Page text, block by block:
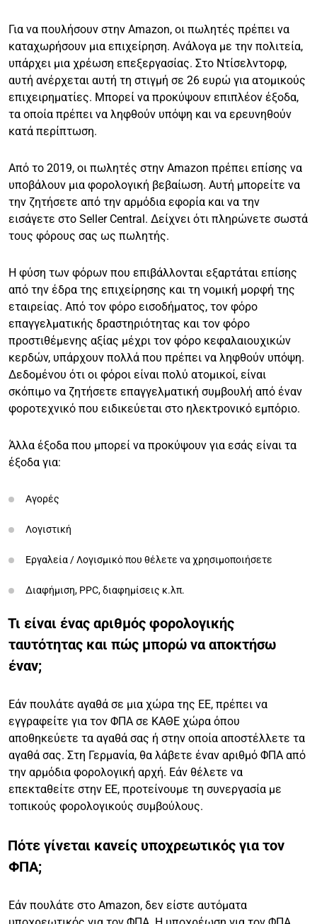
Για να πουλήσουν στην Amazon, οι πωλητές πρέπει να
καταχωρήσουν μια επιχείρηση. Ανάλογα με την πολιτεία,
υπάρχει μια χρέωση επεξεργασίας. Στο Ντίσελντορφ,
αυτή ανέρχεται αυτή τη στιγμή σε 26 ευρώ για ατομικούς
επιχειρηματίες. Μπορεί να προκύψουν επιπλέον έξοδα,
τα οποία πρέπει να ληφθούν υπόψη και να ερευνηθούν
κατά περίπτωση.
Από το 2019, οι πωλητές στην Amazon πρέπει επίσης να
υποβάλουν μια φορολογική βεβαίωση. Αυτή μπορείτε να
την ζητήσετε από την αρμόδια εφορία και να την
εισάγετε στο Seller Central. Δείχνει ότι πληρώνετε σωστά
τους φόρους σας ως πωλητής.
Η φύση των φόρων που επιβάλλονται εξαρτάται επίσης
από την έδρα της επιχείρησης και τη νομική μορφή της
εταιρείας. Από τον φόρο εισοδήματος, τον φόρο
επαγγελματικής δραστηριότητας και τον φόρο
προστιθέμενης αξίας μέχρι τον φόρο κεφαλαιουχικών
κερδών, υπάρχουν πολλά που πρέπει να ληφθούν υπόψη.
Δεδομένου ότι οι φόροι είναι πολύ ατομικοί, είναι
σκόπιμο να ζητήσετε επαγγελματική συμβουλή από έναν
φοροτεχνικό που ειδικεύεται στο ηλεκτρονικό εμπόριο.
Άλλα έξοδα που μπορεί να προκύψουν για εσάς είναι τα
έξοδα για:
Αγορές
Λογιστική
Εργαλεία / Λογισμικό που θέλετε να χρησιμοποιήσετε
Διαφήμιση, PPC, διαφημίσεις κ.λπ.
Τι είναι ένας αριθμός φορολογικής
ταυτότητας και πώς μπορώ να αποκτήσω
έναν;
Εάν πουλάτε αγαθά σε μια χώρα της ΕΕ, πρέπει να
εγγραφείτε για τον ΦΠΑ σε ΚΑΘΕ χώρα όπου
αποθηκεύετε τα αγαθά σας ή στην οποία αποστέλλετε τα
αγαθά σας. Στη Γερμανία, θα λάβετε έναν αριθμό ΦΠΑ από
την αρμόδια φορολογική αρχή. Εάν θέλετε να
επεκταθείτε στην ΕΕ, προτείνουμε τη συνεργασία με
τοπικούς φορολογικούς συμβούλους.
Πότε γίνεται κανείς υποχρεωτικός για τον
ΦΠΑ;
Εάν πουλάτε στο Amazon, δεν είστε αυτόματα